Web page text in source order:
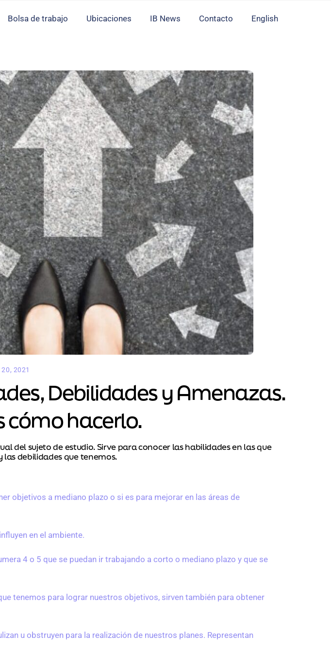
Bolsa de trabajo Ubicaciones IB News Contacto English
2021
Debilidades y Amenazas.
cómo hacerlo.
del sujeto de estudio. Sirve para conocer las habilidades en las que
debilidades que tenemos.
objetivos a mediano plazo o si es para mejorar en las áreas de
en el ambiente.
4 o 5 que se puedan ir trabajando a corto o mediano plazo y que se
tenemos para lograr nuestros objetivos, sirven también para obtener
u obstruyen para la realización de nuestros planes. Representan